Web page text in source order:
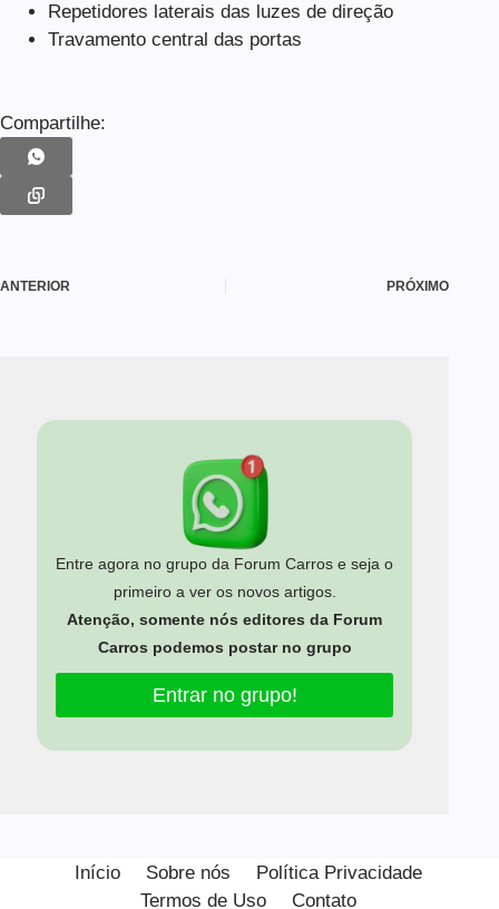
Repetidores laterais das luzes de direção
Travamento central das portas
Compartilhe:
ANTERIOR PRÓXIMO
Entre agora no grupo da Forum Carros e seja o
primeiro a ver os novos artigos.
Atenção, somente nós editores da Forum
Carros podemos postar no grupo
Entrar no grupo!
Início Sobre nós
Política Privacidade
Termos de Uso
Contato
experiência em nosso site.
Você pode saber mais sobre quais cookies estamos usando
ou desativá-los emconfigurações